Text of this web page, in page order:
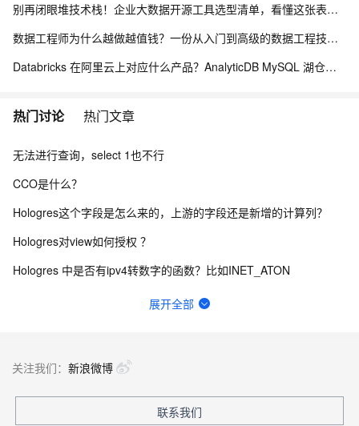
别再闭眼堆技术栈！企业大数据开源工具选型清单，看懂这张表少走3年弯路
数据工程师为什么越做越值钱？一份从入门到高级的数据工程技能树、项目实战与简历升级指南
Databricks 在阿里云上对应什么产品？AnalyticDB MySQL 湖仓版对标方案（含 DDI 停服说明）
热门讨论 热门文章
无法进行查询，select 1也不行
CCO是什么？
Hologres这个字段是怎么来的，上游的字段还是新增的计算列？
Hologres对view如何授权 ？
Hologres 中是否有ipv4转数字的函数？比如INET_ATON
有人知道server busy是什么情况吗？
Hologres holo报日期转换超限 怎么处理?
Hologres存储是按量计费吗？
展开全部
关注我们： 新浪微博
联系我们